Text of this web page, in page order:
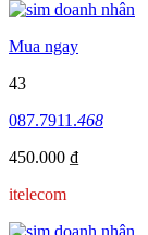
Mua ngay
43
087.7911.468
450.000 ₫
itelecom